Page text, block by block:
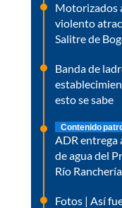
Motorizados
violento
Salitre de
Banda de
esto se sabe
Contenido
ADR entrega
de agua del
Río
Fotos | Así